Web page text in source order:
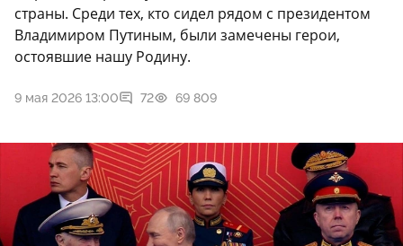
страны. Среди тех, кто сидел рядом с президентом
Владимиром Путиным, были замечены герои,
остоявшие нашу Родину.
9 мая 2026 13:00 72 69 809